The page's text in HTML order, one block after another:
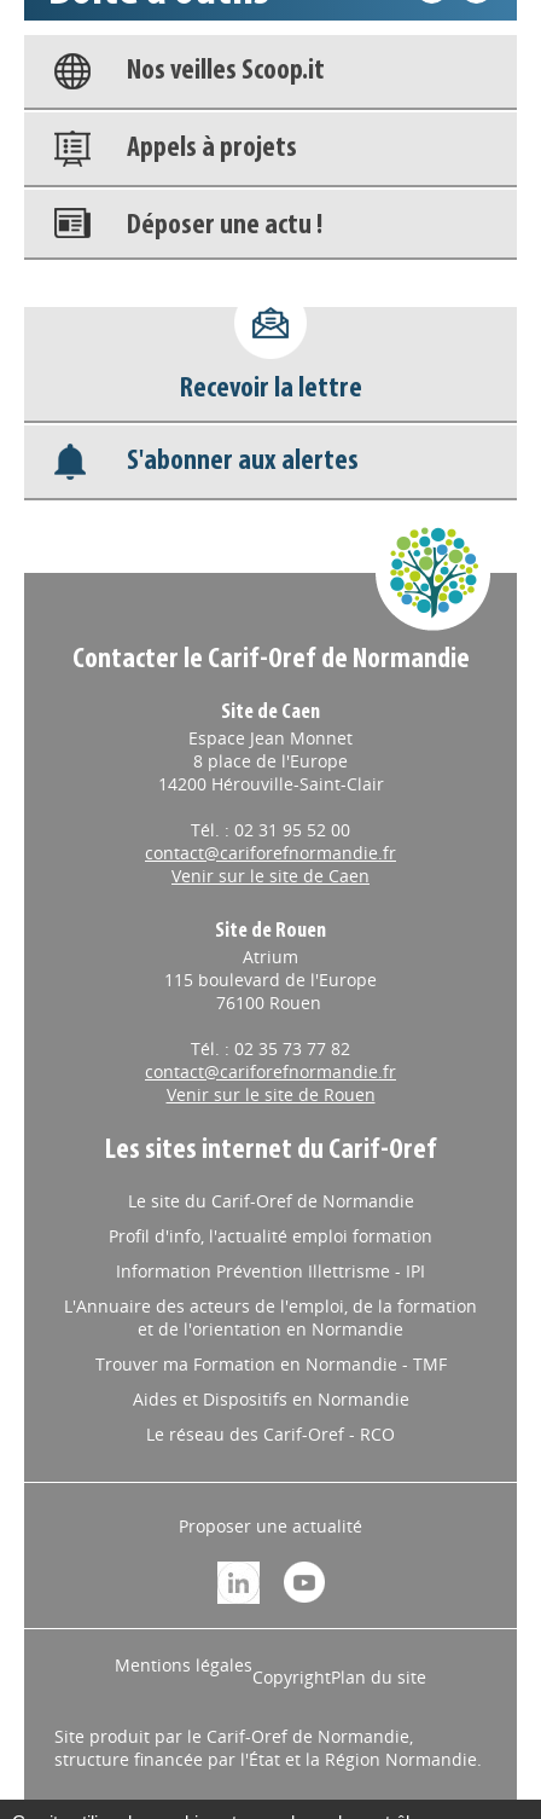
Nos veilles Scoop.it
Appels à projets
Déposer une actu !
déconnecter)
Base documentaire
Nos veilles Scoop.it
Recevoir la lettre
S'abonner aux alertes
Contacter le Carif-Oref de Normandie
Site de Caen
Espace Jean Monnet
8 place de l'Europe
14200 Hérouville-Saint-Clair
Tél. : 02 31 95 52 00
contact@cariforefnormandie.fr
Venir sur le site de Caen
Site de Rouen
Atrium
115 boulevard de l'Europe
76100 Rouen
Tél. : 02 35 73 77 82
contact@cariforefnormandie.fr
Venir sur le site de Rouen
Les sites internet du Carif-Oref
Le site du Carif-Oref de Normandie
Profil d'info, l'actualité emploi formation
Information Prévention Illettrisme - IPI
L'Annuaire des acteurs de l'emploi, de la formation
et de l'orientation en Normandie
Trouver ma Formation en Normandie - TMF
Aides et Dispositifs en Normandie
Le réseau des Carif-Oref - RCO
Proposer une actualité
Mentions légales
CopyrightPlan du site
Site produit par le Carif-Oref de Normandie,
structure financée par l'État et la Région Normandie.